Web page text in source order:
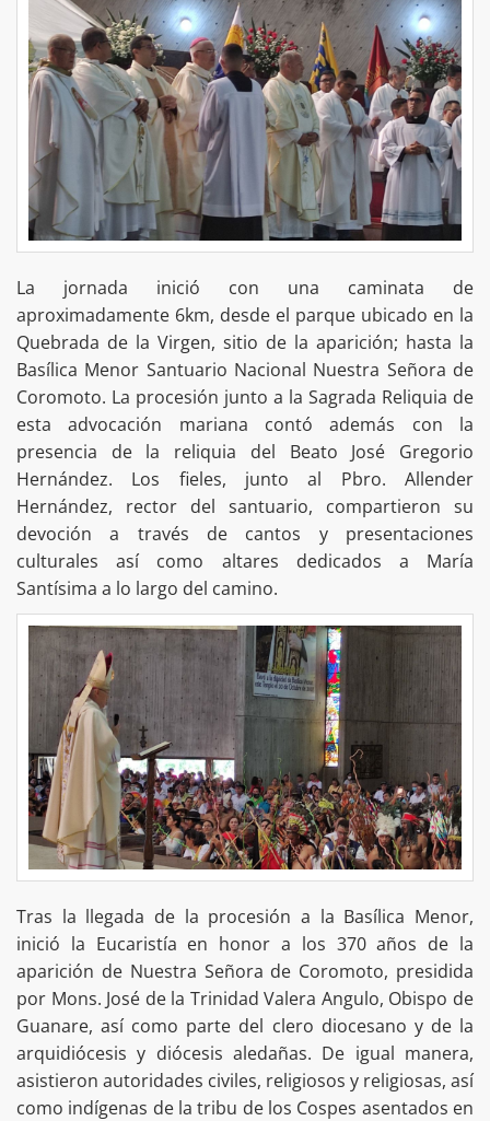
La jornada inició con una caminata de
aproximadamente 6km, desde el parque ubicado en la
Quebrada de la Virgen, sitio de la aparición; hasta la
Basílica Menor Santuario Nacional Nuestra Señora de
Coromoto. La procesión junto a la Sagrada Reliquia de
esta advocación mariana contó además con la
presencia de la reliquia del Beato José Gregorio
Hernández. Los fieles, junto al Pbro. Allender
Hernández, rector del santuario, compartieron su
devoción a través de cantos y presentaciones
culturales así como altares dedicados a María
Santísima a lo largo del camino.
Tras la llegada de la procesión a la Basílica Menor,
inició la Eucaristía en honor a los 370 años de la
aparición de Nuestra Señora de Coromoto, presidida
por Mons. José de la Trinidad Valera Angulo, Obispo de
Guanare, así como parte del clero diocesano y de la
arquidiócesis y diócesis aledañas. De igual manera,
asistieron autoridades civiles, religiosos y religiosas, así
como indígenas de la tribu de los Cospes asentados en